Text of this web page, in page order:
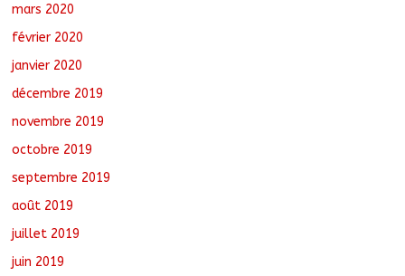
mars 2020
février 2020
janvier 2020
décembre 2019
novembre 2019
octobre 2019
septembre 2019
août 2019
juillet 2019
juin 2019